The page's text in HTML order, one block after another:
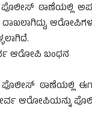
ಠಾಣೆಯಲ್ಲಿ
ಆರೋಪಿ ಬಂಧನ
ಠಾಣೆಯಲ್ಲಿ
ಆರೋಪಿಯನ್ನು